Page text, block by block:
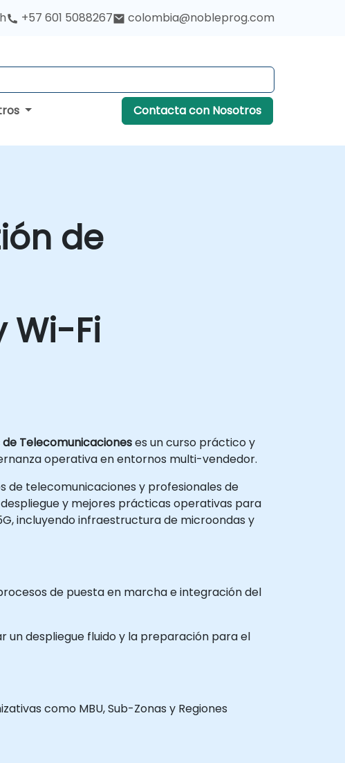
+57 601 5088267 colombia@nobleprog.com
Contacta con Nosotros
de
Wi-Fi
Telecomunicacioneses un curso práctico y
operativa en entornos multi-vendedor.
de telecomunicaciones y profesionales de
y mejores prácticas operativas para
incluyendo infraestructura de microondas y
de puesta en marcha e integración del
un despliegue fluido y la preparación para el
como MBU, Sub-Zonas y Regiones